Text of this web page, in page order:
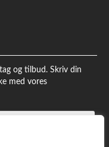
og tilbud. Skriv din
med vores